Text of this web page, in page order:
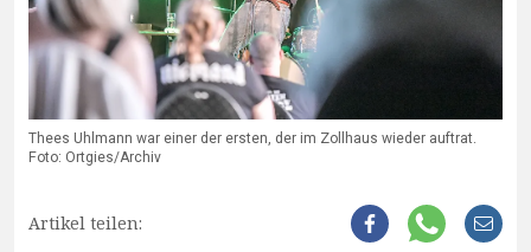
Thees Uhlmann war einer der ersten, der im Zollhaus wieder auftrat.
Foto: Ortgies/Archiv
Artikel teilen: